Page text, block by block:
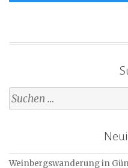
Suche
nach:
Weinbergswanderung in